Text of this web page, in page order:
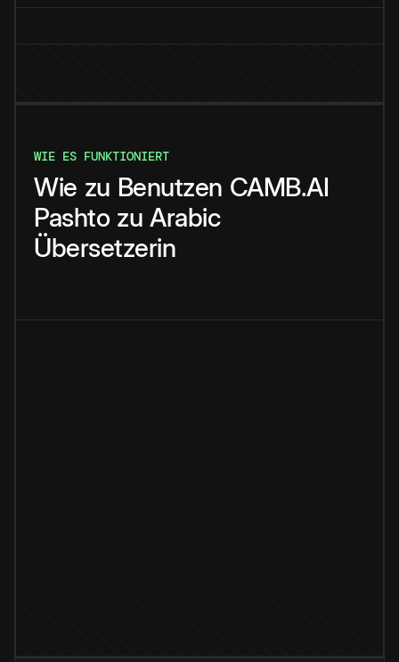
WIE ES FUNKTIONIERT
Wie zu Benutzen CAMB.AI
Pashto zu Arabic
Übersetzerin